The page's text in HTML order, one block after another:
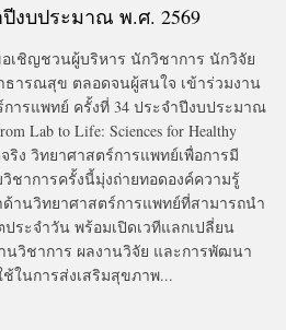
งบประมาณ พ.ศ. 2569
เชิญชวนผู้บริหาร นักวิชาการ นักวิจัย
ารณสุข ตลอดจนผู้สนใจ เข้าร่วมงาน
ารแพทย์ ครั้งที่ 34 ประจำปีงบประมาณ
Lab to Life: Sciences for Healthy
ริง วิทยาศาสตร์การแพทย์เพื่อการมี
ชาการครั้งนี้มุ่งถ่ายทอดองค์ความรู้
านวิทยาศาสตร์การแพทย์ที่สามารถนำ
ระจำวัน พร้อมเปิดเวทีแลกเปลี่ยน
นวิชาการ ผลงานวิจัย และการพัฒนา
ในการส่งเสริมสุขภาพ...